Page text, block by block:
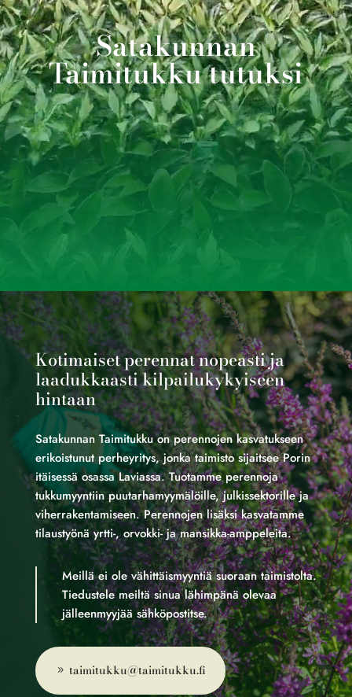
Satakunnan
Taimitukku tutuksi
Kotimaiset perennat nopeasti ja
laadukkaasti kilpailukykyiseen
hintaan
Satakunnan Taimitukku on perennojen kasvatukseen
erikoistunut perheyritys, jonka taimisto sijaitsee Porin
itäisessä osassa Laviassa. Tuotamme perennoja
tukkumyyntiin puutarhamyymälöille, julkissektorille ja
viherrakentamiseen. Perennojen lisäksi kasvatamme
tilaustyönä yrtti-, orvokki- ja mansikka-amppeleita.
Meillä ei ole vähittäismyyntiä suoraan taimistolta.
Tiedustele meiltä sinua lähimpänä olevaa
jälleenmyyjää sähköpostitse.
taimitukku@taimitukku.fi